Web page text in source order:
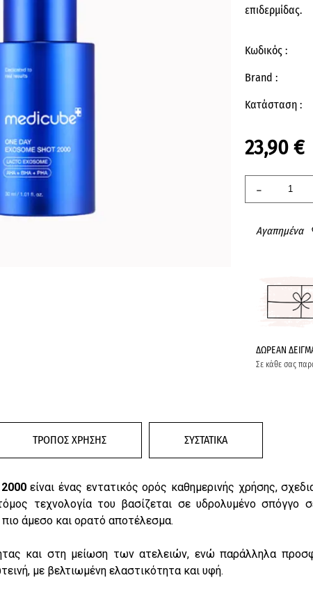
επιδερμίδας.
Κωδικός :
Brand :
Κατάσταση :
23,90 €
-
ΔΩΡΕΑΝ
Σε κάθε σας
Αγαπημένα
ΤΡΟΠΟΣ ΧΡΗΣΗΣ ΣΥΣΤΑΤΙΚΑ
είναι ένας εντατικός ορός καθημερινής χρήσης,
τεχνολογία του βασίζεται σε υδρολυμένο
άμεσο και ορατό αποτέλεσμα.
και στη μείωση των ατελειών, ενώ παράλληλα
με βελτιωμένη ελαστικότητα και υφή.